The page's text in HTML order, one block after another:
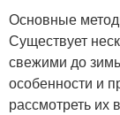
Основные
Существует
свежими до
особенности и
рассмотреть их